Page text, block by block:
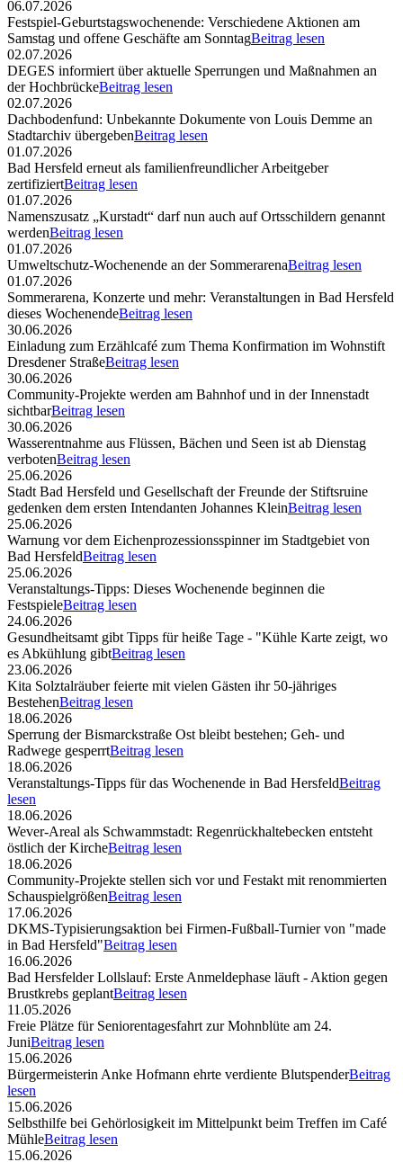
06.07.2026
Festspiel-Geburtstagswochenende: Verschiedene Aktionen am
Samstag und offene Geschäfte am SonntagBeitrag lesen
02.07.2026
DEGES informiert über aktuelle Sperrungen und Maßnahmen an
der HochbrückeBeitrag lesen
02.07.2026
Dachbodenfund: Unbekannte Dokumente von Louis Demme an
Stadtarchiv übergebenBeitrag lesen
01.07.2026
Bad Hersfeld erneut als familienfreundlicher Arbeitgeber
zertifiziertBeitrag lesen
01.07.2026
Namenszusatz „Kurstadt“ darf nun auch auf Ortsschildern genannt
werdenBeitrag lesen
01.07.2026
Umweltschutz-Wochenende an der SommerarenaBeitrag lesen
01.07.2026
Sommerarena, Konzerte und mehr: Veranstaltungen in Bad Hersfeld
dieses WochenendeBeitrag lesen
30.06.2026
Einladung zum Erzählcafé zum Thema Konfirmation im Wohnstift
Dresdener StraßeBeitrag lesen
30.06.2026
Community-Projekte werden am Bahnhof und in der Innenstadt
sichtbarBeitrag lesen
30.06.2026
Wasserentnahme aus Flüssen, Bächen und Seen ist ab Dienstag
verbotenBeitrag lesen
25.06.2026
Stadt Bad Hersfeld und Gesellschaft der Freunde der Stiftsruine
gedenken dem ersten Intendanten Johannes KleinBeitrag lesen
25.06.2026
Warnung vor dem Eichenprozessionsspinner im Stadtgebiet von
Bad HersfeldBeitrag lesen
25.06.2026
Veranstaltungs-Tipps: Dieses Wochenende beginnen die
FestspieleBeitrag lesen
24.06.2026
Gesundheitsamt gibt Tipps für heiße Tage - "Kühle Karte zeigt, wo
es Abkühlung gibtBeitrag lesen
23.06.2026
Kita Solztalräuber feierte mit vielen Gästen ihr 50-jähriges
BestehenBeitrag lesen
18.06.2026
Sperrung der Bismarckstraße Ost bleibt bestehen; Geh- und
Radwege gesperrtBeitrag lesen
18.06.2026
Veranstaltungs-Tipps für das Wochenende in Bad HersfeldBeitrag
lesen
18.06.2026
Wever-Areal als Schwammstadt: Regenrückhaltebecken entsteht
östlich der KircheBeitrag lesen
18.06.2026
Community-Projekte stellen sich vor und Festakt mit renommierten
SchauspielgrößenBeitrag lesen
17.06.2026
DKMS-Typisierungsaktion bei Firmen-Fußball-Turnier von "made
in Bad Hersfeld"Beitrag lesen
16.06.2026
Bad Hersfelder Lollslauf: Erste Anmeldephase läuft - Aktion gegen
Brustkrebs geplantBeitrag lesen
11.05.2026
Freie Plätze für Seniorentagesfahrt zur Mohnblüte am 24.
JuniBeitrag lesen
15.06.2026
Bürgermeisterin Anke Hofmann ehrte verdiente BlutspenderBeitrag
lesen
15.06.2026
Selbsthilfe bei Gehörlosigkeit im Mittelpunkt beim Treffen im Café
MühleBeitrag lesen
15.06.2026